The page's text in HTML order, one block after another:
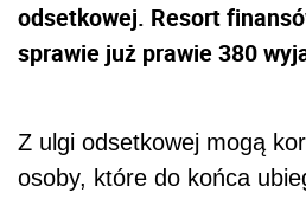
odsetkowej. Resort
sprawie już prawie 380
Z ulgi odsetkowej mogą
osoby, które do końca